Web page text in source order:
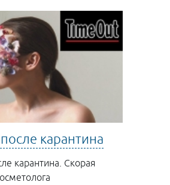
карантина
карантина. Скорая